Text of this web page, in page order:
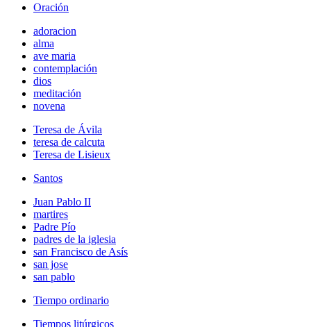
Oración
adoracion
alma
ave maria
contemplación
dios
meditación
novena
Teresa de Ávila
teresa de calcuta
Teresa de Lisieux
Santos
Juan Pablo II
martires
Padre Pío
padres de la iglesia
san Francisco de Asís
san jose
san pablo
Tiempo ordinario
Tiempos litúrgicos